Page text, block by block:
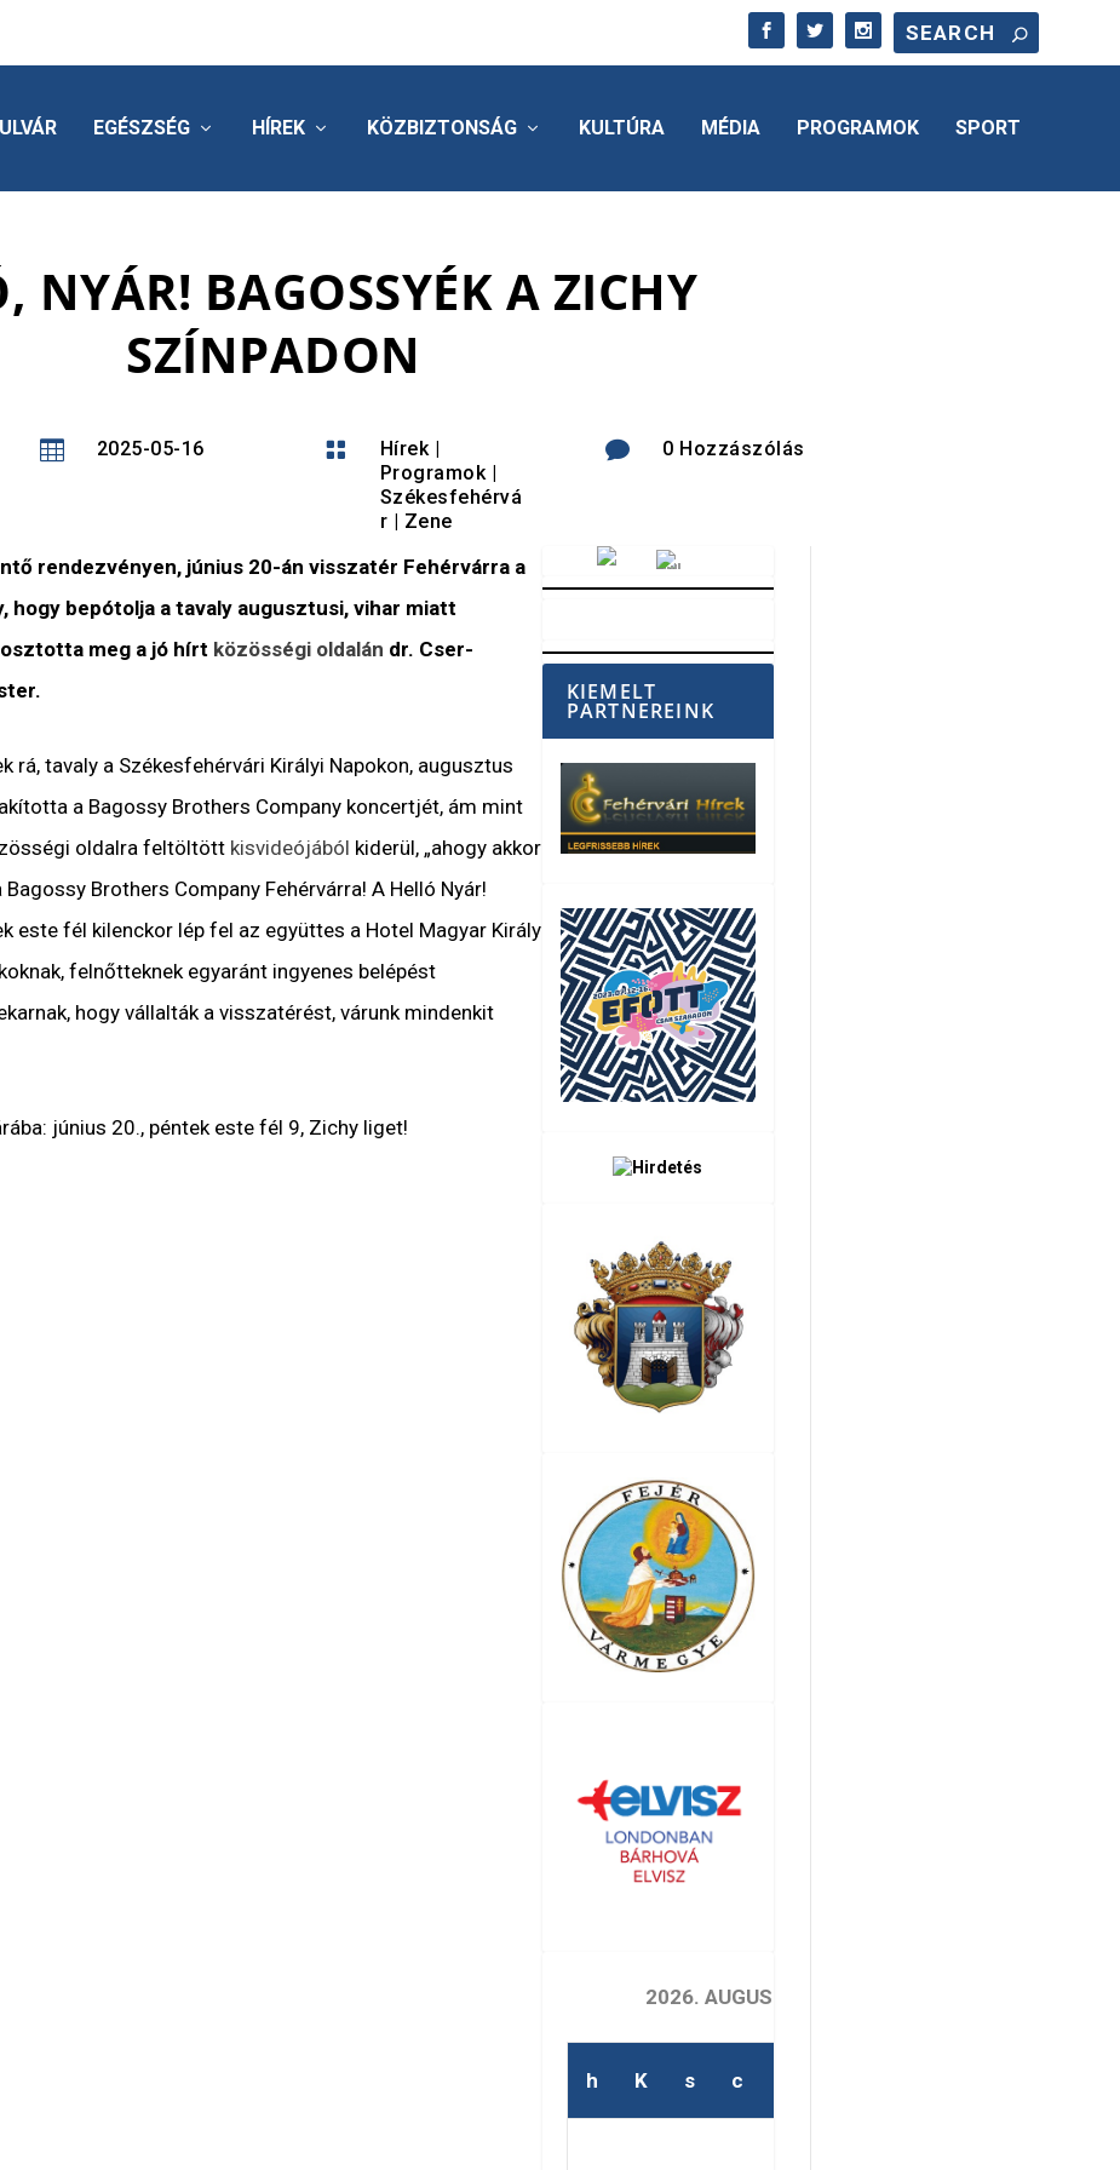
EGÉSZSÉG HÍREK KÖZBIZTONSÁG KULTÚRA MÉDIA PROGRAMOK SPORT
NYÁR! BAGOSSYÉK A ZICHY
SZÍNPADON
 2025-05-16  Hírek|
Programok|
Székesfehérvá
r
Zene
 0 Hozzászólás
rendezvényen, június 20-án visszatér Fehérvárra a
hogy bepótolja a tavaly augusztusi, vihar miatt
meg a jó hírt közösségi oldalán dr. Cser-
rá, tavaly a Székesfehérvári Királyi Napokon, augusztus
a Bagossy Brothers Company koncertjét, ám mint
oldalra feltöltött kisvideójából kiderül, „ahogy akkor
Brothers Company Fehérvárra! A Helló Nyár!
este fél kilenckor lép fel az együttes a Hotel Magyar Király
felnőtteknek egyaránt ingyenes belépést
hogy vállalták a visszatérést, várunk mindenkit
június 20., péntek este fél 9, Zichy liget!
KIEMELT
PARTNEREINK
2026. AUGUSZTUS
h K s c